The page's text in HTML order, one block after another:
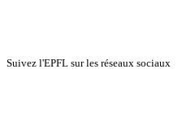
Suivez l'EPFL sur les réseaux sociaux